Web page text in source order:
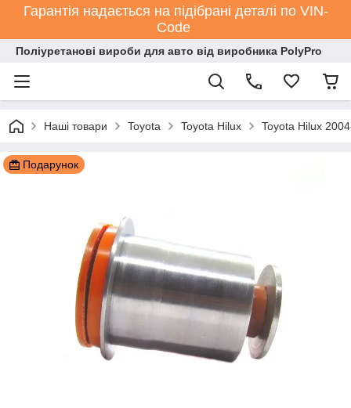
Гарантія надається на підібрані деталі по VIN-
Code
Поліуретанові вироби для авто від виробника PolyPro
Наші товари Toyota Toyota Hilux Toyota Hilux
Подарунок